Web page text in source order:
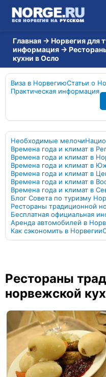
Главная → Норвегия для
информация →
кухни в Осло
Виза в НорвегиюСтатьи о
Практическая информация
Необходимые мелочи
Времена года и климат в
Времена года и климат в
Времена года и климат в
Времена года и климат в
Времена года и климат в
Времена года и климат в
Блог Совета по туризму
Рестораны традиционной
Бесплатная официальная
Аренда автомобилей в
Как сэкономить в Норвегии
Рестораны
норвежской